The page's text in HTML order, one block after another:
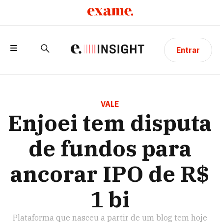
Entrar
ANCORAR IPO DE R$ 1 BI
VALE
Enjoei tem disputa
de fundos para
ancorar IPO de R$
1 bi
Plataforma que nasceu a partir de um blog tem hoje